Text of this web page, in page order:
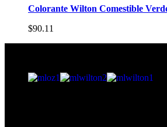
Colorante Wilton Comestible
$90.11